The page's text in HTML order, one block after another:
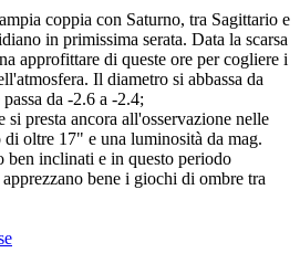
coppia con Saturno, tra Sagittario e
in primissima serata. Data la scarsa
approfittare di queste ore per cogliere i
Il diametro si abbassa da
da -2.6 a -2.4;
presta ancora all'osservazione nelle
di oltre 17" e una luminosità da mag.
inclinati e in questo periodo
bene i giochi di ombre tra